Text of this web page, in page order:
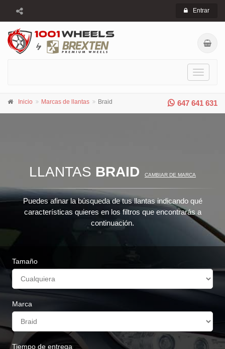
Entrar
Toggle
647 641 631
Inicio Marcas de llantas Braid
LLANTAS BRAID CAMBIAR DE MARCA
Puedes afinar la búsqueda de tus llantas indicando qué
características quieres en los filtros que encontrarás a
continuación.
Tamaño
Marca
Tiempo de entrega